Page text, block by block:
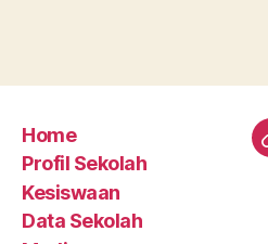
Home
Profil Sekolah
Kesiswaan
Data Sekolah